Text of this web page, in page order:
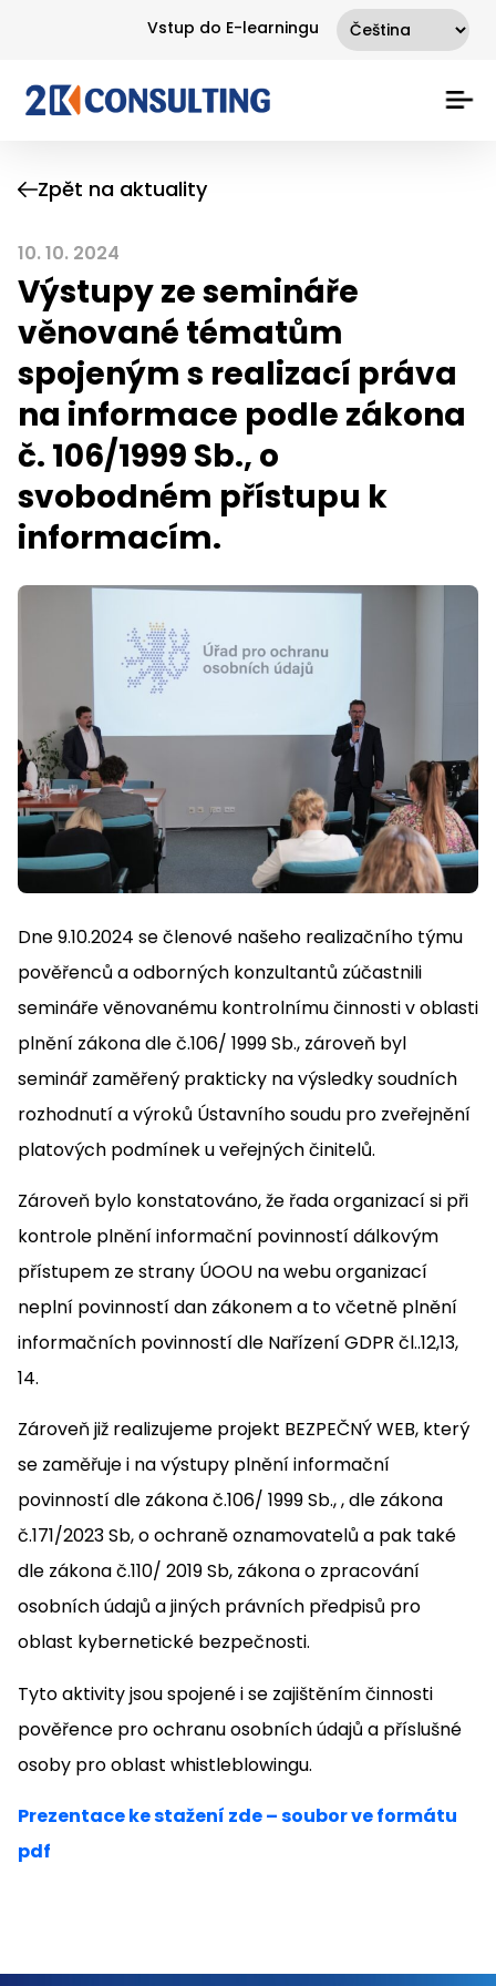
Vstup do E-learningu
Zpět na aktuality
10. 10. 2024
Výstupy ze semináře
věnované tématům
spojeným s realizací práva
na informace podle zákona
č. 106/1999 Sb., o
svobodném přístupu k
informacím.
Dne 9.10.2024 se členové našeho realizačního týmu
pověřenců a odborných konzultantů zúčastnili
semináře věnovanému kontrolnímu činnosti v oblasti
plnění zákona dle č.106/ 1999 Sb., zároveň byl
seminář zaměřený prakticky na výsledky soudních
rozhodnutí a výroků Ústavního soudu pro zveřejnění
platových podmínek u veřejných činitelů.
Zároveň bylo konstatováno, že řada organizací si při
kontrole plnění informační povinností dálkovým
přístupem ze strany ÚOOU na webu organizací
neplní povinností dan zákonem a to včetně plnění
informačních povinností dle Nařízení GDPR čl..12,13,
14.
Zároveň již realizujeme projekt BEZPEČNÝ WEB, který
se zaměřuje i na výstupy plnění informační
povinností dle zákona č.106/ 1999 Sb., , dle zákona
č.171/2023 Sb, o ochraně oznamovatelů a pak také
dle zákona č.110/ 2019 Sb, zákona o zpracování
osobních údajů a jiných právních předpisů pro
oblast kybernetické bezpečnosti.
Tyto aktivity jsou spojené i se zajištěním činnosti
pověřence pro ochranu osobních údajů a příslušné
osoby pro oblast whistleblowingu.
Prezentace ke stažení zde – soubor ve formátu
pdf